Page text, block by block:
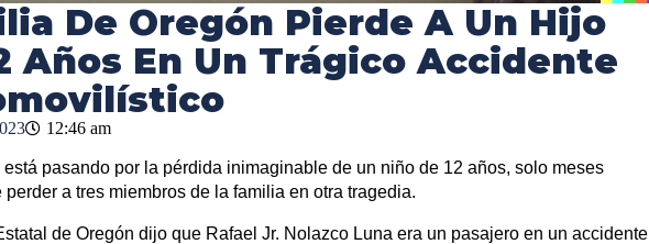
De Oregón Pierde A Un Hijo
Años En Un Trágico Accidente
12:46 am
pasando por la pérdida inimaginable de un niño de 12 años, solo meses
perder a tres miembros de la familia en otra tragedia.
de Oregón dijo que Rafael Jr. Nolazco Luna era un pasajero en un accidente